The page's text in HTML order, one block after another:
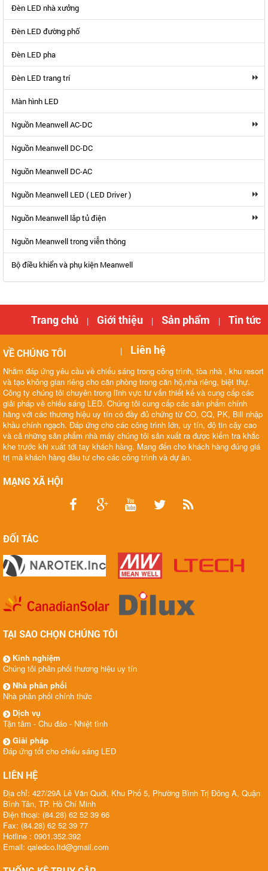
Đèn LED nhà xưởng
Đèn LED đường phố
Đèn LED pha
Đèn LED trang trí
Màn hình LED
Nguồn Meanwell AC-DC
Nguồn Meanwell DC-DC
Nguồn Meanwell DC-AC
Nguồn Meanwell LED ( LED Driver )
Nguồn Meanwell lắp tủ điện
Nguồn Meanwell trong viễn thông
Bộ điều khiển và phụ kiện Meanwell
Trang chủ | Giới thiệu | Sản phẩm | Tin tức
| Liên hệ
VỀ CHÚNG TÔI
Nhằm đáp ứng yêu cầu về chiếu sáng trong công trình, tòa nhà , khu resort
và tạo không gian riêng cho căn phòng trong căn hộ,nhà riêng, biệt thự.
Công ty chúng tôi chuyên trong lĩnh vực tư vấn thiết kế và cung cấp các
giải pháp về chiếu sáng LED. Chúng tôi cung cấp các sản phẩm chính
hãng với các thương hiệu uy tín có đầy đủ chứng từ CO, CQ, PK, Bill nhập
khầu chính ngạch. Đáp ứng cho các công trình lớn, uy tín, độ tin cậy cao
và cả những sản phẩm nhà máy chúng tôi sản xuất ra được kiểm tra khắc
khe trước khi xuất tới tay khách hàng. Mang đến cho khách hàng đúng giá
trị mà khách hàng đầu tư cho các công trình và dự àn.
MẠNG XÃ HỘI
ĐỐI TÁC
TẠI SAO CHỌN CHÚNG TÔI
Kinh nghiệm
Chúng tôi phân phối thương hiệu uy tín
Nhà phân phối
Nhà phân phối chính thức
Dịch vụ
Tận tâm - Chu đáo - Nhiệt tình
Giải pháp
Đáp ứng tốt cho chiếu sáng LED
LIÊN HỆ
Địa chỉ: 427/29A Lê Văn Quới, Khu Phố 5, Phường Bình Trị Đông A, Quận
Bình Tân, TP. Hồ Chí Minh
Điện thoại: (84.28) 62 52 39 66
Fax: (84.28) 62 52 39 77
Hotline : 0901.352.392
Email: qaledco.ltd@gmail.com